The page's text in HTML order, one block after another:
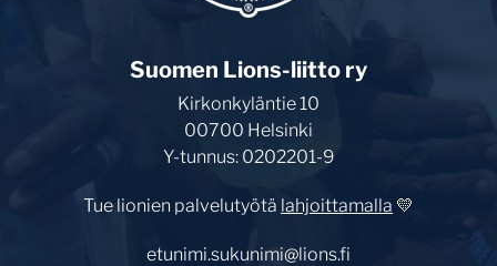
Suomen Lions-liitto ry
Kirkonkyläntie 10
00700 Helsinki
Y-tunnus: 0202201-9
Tue lionien palvelutyötä lahjoittamalla 💛
etunimi.sukunimi@lions.fi